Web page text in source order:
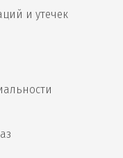
и утечек